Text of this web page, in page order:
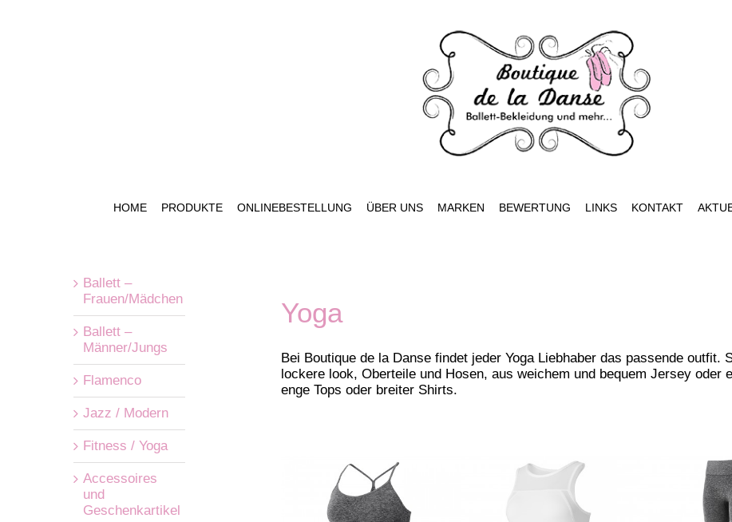
HOME PRODUKTE ONLINEBESTELLUNG ÜBER UNS MARKEN BEWERTUNG LINKS KONTAKT
Yoga
Bei Boutique de la Danse findet jeder Yoga Liebhaber das passende outfit.
lockere look, Oberteile und Hosen, aus weichem und bequem Jersey oder
enge Tops oder breiter Shirts.
Ballett –
Frauen/Mädchen
Ballett –
Männer/Jungs
Flamenco
Jazz / Modern
Fitness / Yoga
Accessoires
und
Geschenkartikel